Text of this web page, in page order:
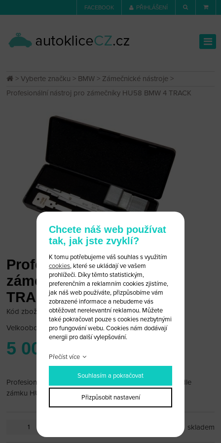
FACEBOOK PŘIHLÁŠENÍ
>Vyberte značku > BMW > Zámečnické nástroje >
Profesionální nástroj pro zámečníky HU58 BMW 4 TRACK
Profesionální nástroj pro
zámečníky HU58 BMW 4
TRACK
Kód zboží: Bmw29/36
Velkoobchodní cena:po přihlášení
5 000 Kč
Profesionální nástroj pro zámečníky na výrobu klíče podle
zámku HU58 BMW 4 TRACK
skladem
Chcete náš web používat
tak, jak jste zvyklí?
K tomu potřebujeme váš souhlas s využitím
cookies, které se ukládají ve vašem
prohlížeči. Díky těmto statistickým,
preferenčním a reklamním cookies zjistíme,
jak náš web používáte, přizpůsobíme vám
zobrazené informace a nebudeme vás
obtěžovat nerelevantní reklamou. Můžete
také pokračovat pouze s cookies nezbytnými
pro fungování webu. Cookies nám dodávají
energii pro další vylepšování.
Přečíst více
Souhlasím a pokračovat
Přizpůsobit nastavení